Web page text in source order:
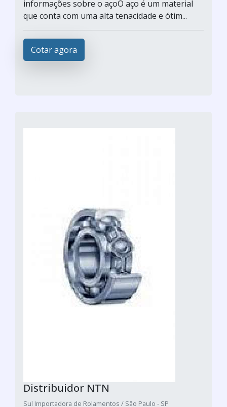
informações sobre o açoO aço é um material
que conta com uma alta tenacidade e ótim...
Cotar agora
Distribuidor NTN
Sul Importadora de Rolamentos / São Paulo - SP